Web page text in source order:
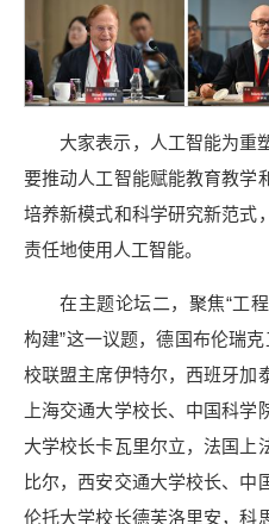
大家表示，人工智能为重
要推动人工智能赋能教育教学
培养新模式和科学研究新范式
责任地使用人工智能。
在主题论坛二，聚焦“工
构建”这一议题，德国布伦瑞
校联盟主席伊特尔，西班牙加
上海交通大学校长、中国科
大学校长卡瓦里尔立，法国上
比尔，西安交通大学校长、中
伦托大学校长德芙洛里安，科